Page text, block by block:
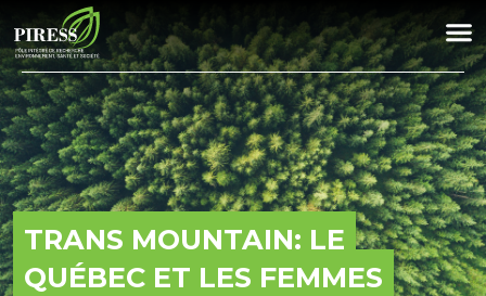
TRANS MOUNTAIN: LE
QUÉBEC ET LES FEMMES